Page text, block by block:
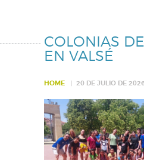
COLONIAS
EN VALSÉ
HOME 20 DE JULIO DE